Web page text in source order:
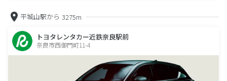
平城山駅から 3275m
トヨタレンタカー近鉄奈良駅前
奈良市西御門町11-4